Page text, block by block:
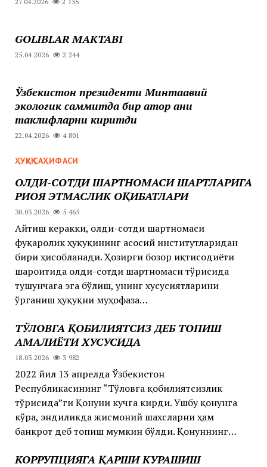
GOLIBLAR MAKTABI
25.04.2026 2 244
Ўзбекистон президенти Минтақавий
экологик саммитда бир қатор аниқ
таклифларни киритди
22.04.2026 4 801
ҲУҚУҚ САҲИФАСИ
ОЛДИ-СОТДИ ШАРТНОМАСИ ШАРТЛАРИГА
РИОЯ ЭТМАСЛИК ОҚИБАТЛАРИ
30.03.2026 5 465
Айтиш керакки, олди-сотди шартномаси
фуқаролик ҳуқуқининг асосий институтларидан
бири ҳисобланади. Ҳозирги бозор иқтисодиёти
шароитида олди-сотди шартномаси тўғрисида
тушунчага эга бўлиш, унинг хусусиятларини
ўрганиш ҳуқуқни муҳофаза…
ТЎЛОВГА ҚОБИЛИЯТСИЗ ДЕБ ТОПИШ
АМАЛИЁТИ ХУСУСИДА
18.03.2026 3 982
2022 йил 13 апрелда Ўзбекистон
Республикасининг “Тўловга қобилиятсизлик
тўғрисида”ги Қонуни кучга кирди. Ушбу қонунга
кўра, эндиликда жисмоний шахсларни ҳам
банкрот деб топиш мумкин бўлди. Қонуннинг…
КОРРУПЦИЯГА ҚАРШИ КУРАШИШ